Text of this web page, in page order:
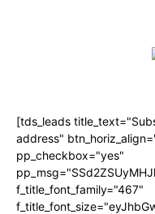
[tds_leads
address"
pp_checkbox="yes"
f_title_font_family="467"